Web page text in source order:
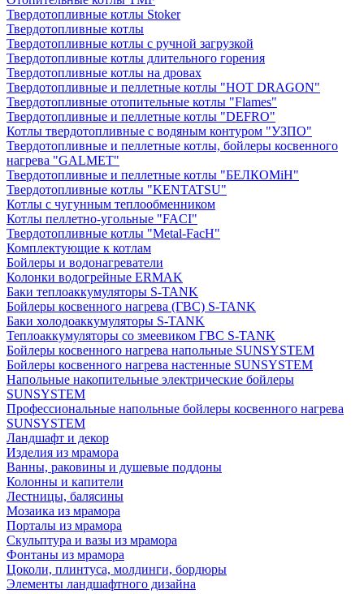
Твердотопливные котлы Stoker
Твердотопливные котлы
Твердотопливные котлы с ручной загрузкой
Твердотопливные котлы длительного горения
Твердотопливные котлы на дровах
Твердотопливные и пеллетные котлы "HOT DRAGON"
Твердотопливные отопительные котлы "Flames"
Твердотопливные и пеллетные котлы "DEFRO"
Котлы твердотопливные с водяным контуром "УЗПО"
Твердотопливные и пеллетные котлы, бойлеры косвенного
нагрева "GALMET"
Твердотопливные и пеллетные котлы "БЕЛКОМiН"
Твердотопливные котлы "KENTATSU"
Котлы с чугунным теплообменником
Котлы пеллетно-угольные "FACI"
Твердотопливные котлы "Metal-FacH"
Комплектующие к котлам
Бойлеры и водонагреватели
Колонки водогрейные ERMAK
Баки теплоаккумуляторы S-TANK
Бойлеры косвенного нагрева (ГВС) S-TANK
Баки холодоаккумуляторы S-TANK
Теплоаккумуляторы со змеевиком ГВС S-TANK
Бойлеры косвенного нагрева напольные SUNSYSTEM
Бойлеры косвенного нагрева настенные SUNSYSTEM
Напольные накопительные электрические бойлеры
SUNSYSTEM
Профессиональные напольные бойлеры косвенного нагрева
SUNSYSTEM
Ландшафт и декор
Изделия из мрамора
Ванны, раковины и душевые поддоны
Колонны и капители
Лестницы, балясины
Мозаика из мрамора
Порталы из мрамора
Скульптура и вазы из мрамора
Фонтаны из мрамора
Цоколи, плинтуса, молдинги, бордюры
Элементы ландшафтного дизайна